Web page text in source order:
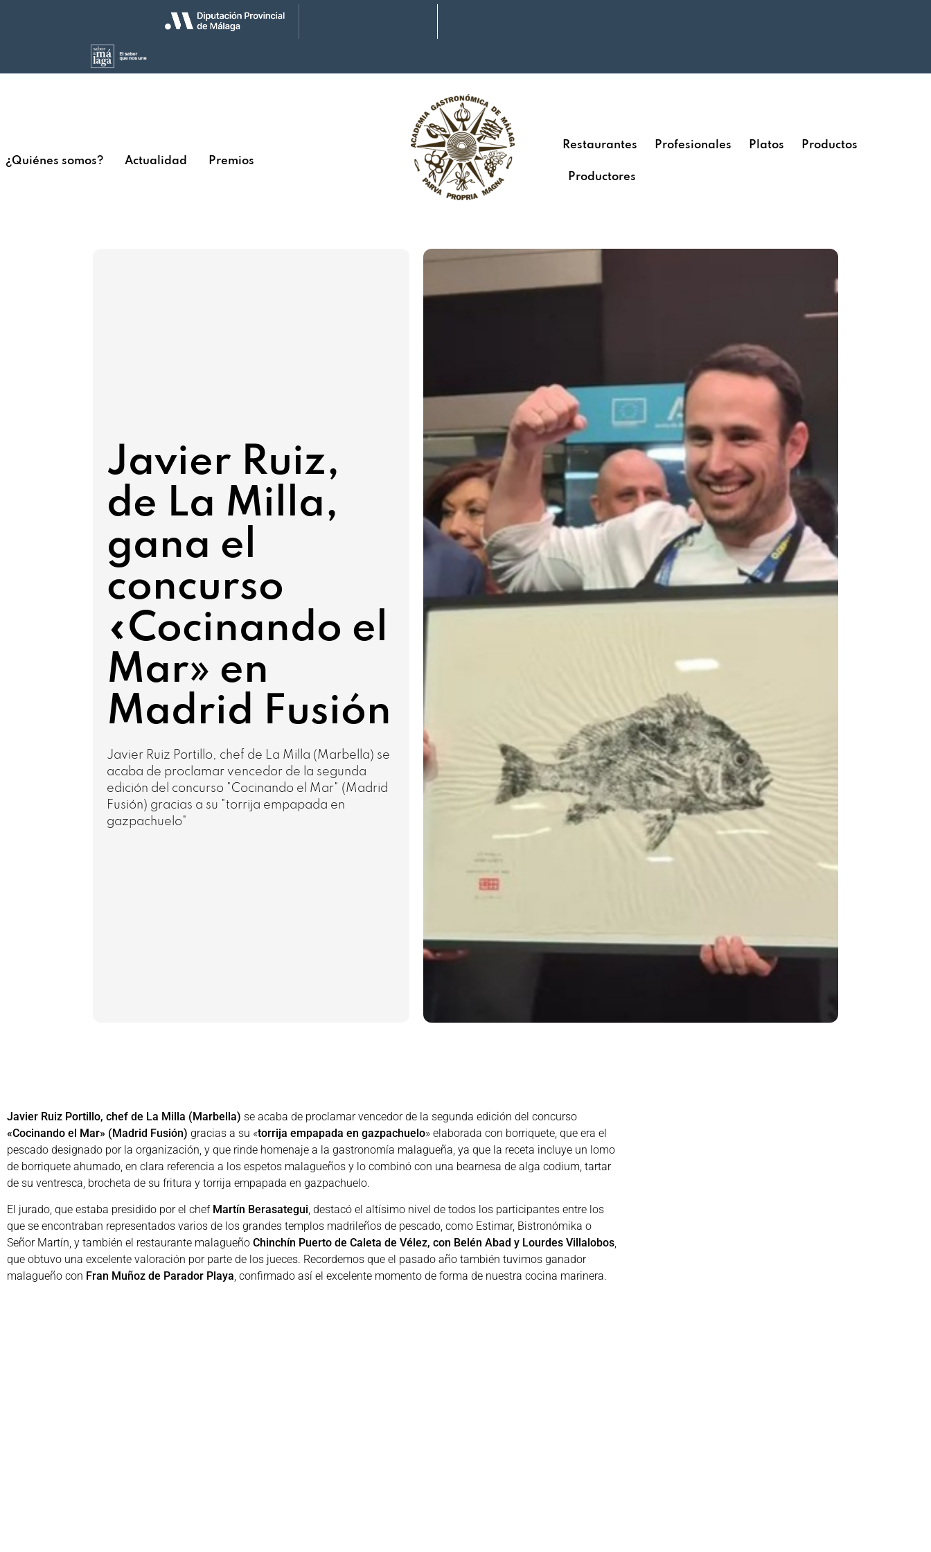
¿Quiénes somos? Actualidad Premios
Restaurantes Profesionales Platos Productos
Productores
Javier Ruiz,
de La Milla,
gana el
concurso
«Cocinando el
Mar» en
Madrid Fusión
Javier Ruiz Portillo, chef de La Milla (Marbella) se
acaba de proclamar vencedor de la segunda
edición del concurso "Cocinando el Mar" (Madrid
Fusión) gracias a su "torrija empapada en
gazpachuelo"
Javier Ruiz Portillo, chef de La Milla (Marbella) se acaba de proclamar vencedor de la segunda edición del concurso
«Cocinando el Mar» (Madrid Fusión) gracias a su «torrija empapada en gazpachuelo» elaborada con borriquete, que era el
pescado designado por la organización, y que rinde homenaje a la gastronomía malagueña, ya que la receta incluye un lomo
de borriquete ahumado, en clara referencia a los espetos malagueños y lo combinó con una bearnesa de alga codium, tartar
de su ventresca, brocheta de su fritura y torrija empapada en gazpachuelo.
El jurado, que estaba presidido por el chef Martín Berasategui, destacó el altísimo nivel de todos los participantes entre los
que se encontraban representados varios de los grandes templos madrileños de pescado, como Estimar, Bistronómika o
Señor Martín, y también el restaurante malagueño Chinchín Puerto de Caleta de Vélez, con Belén Abad y Lourdes Villalobos,
que obtuvo una excelente valoración por parte de los jueces. Recordemos que el pasado año también tuvimos ganador
malagueño con Fran Muñoz de Parador Playa, confirmado así el excelente momento de forma de nuestra cocina marinera.